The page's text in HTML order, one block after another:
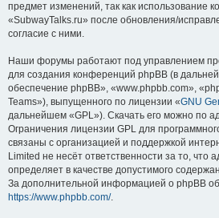
предмет изменений, так как использование
«SubwayTalks.ru» после обновления/
согласие с ними.
Наши форумы работают под управлением
для создания конференций phpBB (в
обеспечение phpBB», «www.phpbb.com»,
Teams»), выпущенного по лицензии «GNU
дальнейшем «GPL»). Скачать его можно по
Ограничения лицензии GPL для
связаны с организацией и поддержкой
Limited не несёт ответственности за то, что
определяет в качестве допустимого
За дополнительной информацией о phpBB
https://www.phpbb.com/.